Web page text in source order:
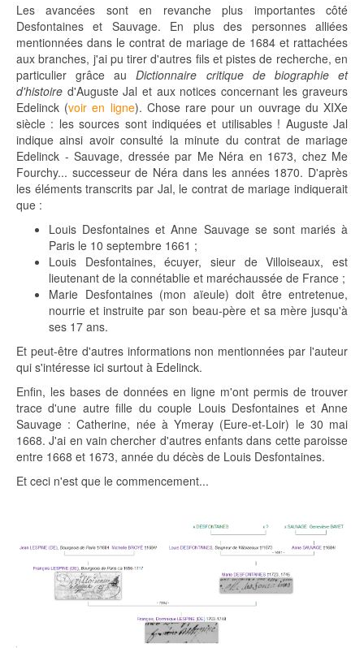
Les avancées sont en revanche plus importantes côté
Desfontaines et Sauvage. En plus des personnes alliées
mentionnées dans le contrat de mariage de 1684 et rattachées
aux branches, j'ai pu tirer d'autres fils et pistes de recherche, en
particulier grâce auDictionnaire critique de biographie et
d'histoire d'Auguste Jal et aux notices concernant les graveurs
Edelinck (voir en ligne). Chose rare pour un ouvrage du XIXe
siècle : les sources sont indiquées et utilisables ! Auguste Jal
indique ainsi avoir consulté la minute du contrat de mariage
Edelinck - Sauvage, dressée par Me Néra en 1673, chez Me
Fourchy... successeur de Néra dans les années 1870. D'après
les éléments transcrits par Jal, le contrat de mariage indiquerait
que :
Louis Desfontaines et Anne Sauvage se sont mariés à
Paris le 10 septembre 1661 ;
Louis Desfontaines, écuyer, sieur de Villoiseaux, est
lieutenant de la connétablie et maréchaussée de France ;
Marie Desfontaines (mon aïeule) doit être entretenue,
nourrie et instruite par son beau-père et sa mère jusqu'à
ses 17 ans.
Et peut-être d'autres informations non mentionnées par l'auteur
qui s'intéresse ici surtout à Edelinck.
Enfin, les bases de données en ligne m'ont permis de trouver
trace d'une autre fille du couple Louis Desfontaines et Anne
Sauvage : Catherine, née à Ymeray (Eure-et-Loir) le 30 mai
1668. J'ai en vain chercher d'autres enfants dans cette paroisse
entre 1668 et 1673, année du décès de Louis Desfontaines.
Et ceci n'est que le commencement...